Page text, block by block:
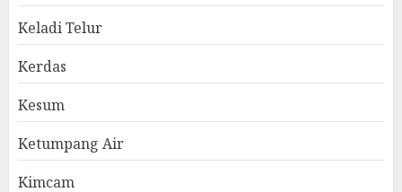
Keladi Telur
Kerdas
Kesum
Ketumpang Air
Kimcam